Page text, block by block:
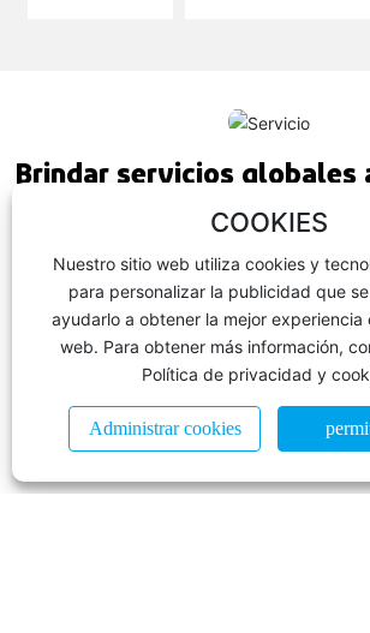
Brindar servicios globales
★ Nuestro equipo de ventas tiene un
producto y una rica experiencia en
entusiastas y le brindan el servicio más atento.
★ Siempre que tenga preguntas sobre
después de recibir la mercancía, nuestro
postventa responderá sus preguntas con
COOKIES
Nuestro sitio web utiliza cookies y
para personalizar la publicidad que
ayudarlo a obtener la mejor experiencia
web. Para obtener más información,
Política de privacidad y
Administrar cookies